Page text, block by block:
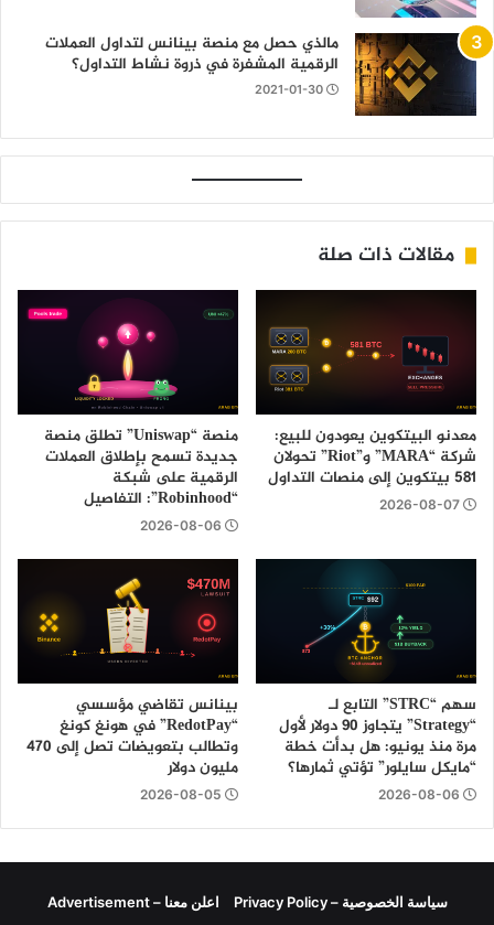
مالذي حصل مع منصة بينانس لتداول العملات
الرقمية المشفرة في ذروة نشاط التداول؟
2021-01-30
مقالات ذات صلة
معدنو البيتكوين يعودون للبيع:
شركة “MARA” و”Riot” تحولان
581 بيتكوين إلى منصات التداول
2026-08-07
منصة “Uniswap” تطلق منصة
جديدة تسمح بإطلاق العملات
الرقمية على شبكة
“Robinhood”: التفاصيل
2026-08-06
سهم “STRC” التابع لـ
“Strategy” يتجاوز 90 دولار لأول
مرة منذ يونيو: هل بدأت خطة
“مايكل سايلور” تؤتي ثمارها؟
2026-08-06
بينانس تقاضي مؤسسي
“RedotPay” في هونغ كونغ
وتطالب بتعويضات تصل إلى 470
مليون دولار
2026-08-05
سياسة الخصوصية – Privacy Policy اعلن معنا – Advertisement